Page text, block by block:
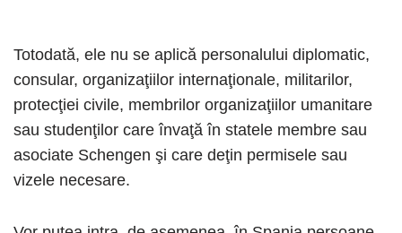
Totodată, ele nu se aplică personalului diplomatic,
consular, organizaţiilor internaţionale, militarilor,
protecţiei civile, membrilor organizaţiilor umanitare
sau studenţilor care învaţă în statele membre sau
asociate Schengen şi care deţin permisele sau
vizele necesare.